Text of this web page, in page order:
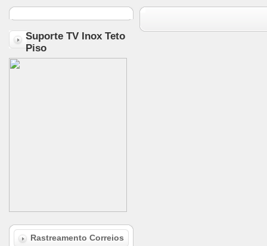
Suporte TV Inox Teto
Piso
Rastreamento Correios